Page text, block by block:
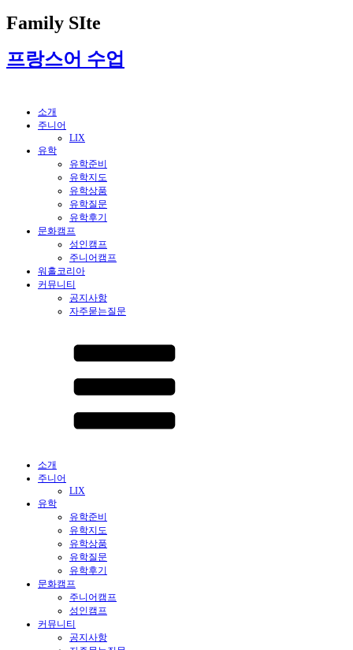
Family SIte
프랑스어 수업
소개
주니어
LIX
유학
유학준비
유학지도
유학상품
유학질문
유학후기
문화캠프
성인캠프
주니어캠프
워홀코리아
커뮤니티
공지사항
자주묻는질문
소개
주니어
LIX
유학
유학준비
유학지도
유학상품
유학질문
유학후기
문화캠프
주니어캠프
성인캠프
커뮤니티
공지사항